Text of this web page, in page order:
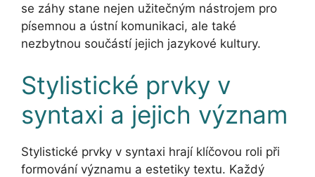
se záhy stane nejen užitečným nástrojem pro
písemnou a ústní komunikaci, ale také
nezbytnou součástí jejich jazykové kultury.
Stylistické prvky v
syntaxi a jejich význam
Stylistické prvky v syntaxi hrají klíčovou roli při
formování významu a estetiky textu. Každý